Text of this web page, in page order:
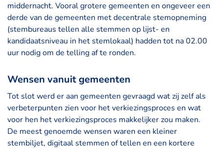
middernacht. Vooral grotere gemeenten en ongeveer een
derde van de gemeenten met decentrale stemopneming
(stembureaus tellen alle stemmen op lijst- en
kandidaatsniveau in het stemlokaal) hadden tot na 02.00
uur nodig om de telling af te ronden.
Wensen vanuit gemeenten
Tot slot werd er aan gemeenten gevraagd wat zij zelf als
verbeterpunten zien voor het verkiezingsproces en wat
voor hen het verkiezingsproces makkelijker zou maken.
De meest genoemde wensen waren een kleiner
stembiljet, digitaal stemmen of tellen en een kortere